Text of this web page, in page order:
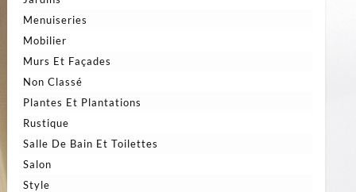
Menuiseries
Mobilier
Murs Et Façades
Non Classé
Plantes Et Plantations
Rustique
Salle De Bain Et Toilettes
Salon
Style